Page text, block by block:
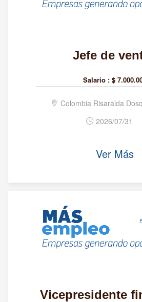
Jefe de
Salario : $
Colombia Risaralda
2026/07/31
Ver Más
Vicepresidente